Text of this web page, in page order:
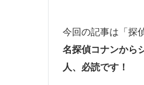
今回の記事は「探
名探偵コナンから
人、必読です！